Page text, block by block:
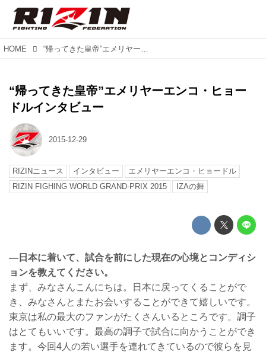
HOME “帰ってきた皇帝”エメリヤーエンコ・ヒョードルインタビュー
“帰ってきた皇帝”エメリヤーエンコ・ヒョー
ドルインタビュー
2015-12-29
RIZINニュース インタビュー
エメリヤーエンコ・ヒョードル
RIZIN FIGHING WORLD GRAND-PRIX 2015
IZAの舞
—日本に着いて、試合を前にした現在の心境とコンディシ
ョンを教えてください。
まず、みなさんこんにちは。日本に戻ってくることがで
き、みなさんとまたお会いすることができて嬉しいです。
東京は私の最大のファンがたくさんいるところです。調子
はとてもいいです。最高の調子で試合に向かうことができ
ます。今回4人の若い選手を連れてきているので彼らを見